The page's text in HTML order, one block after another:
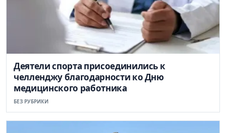
Деятели спорта присоединились к
челленджу благодарности ко Дню
медицинского работника
БЕЗ РУБРИКИ